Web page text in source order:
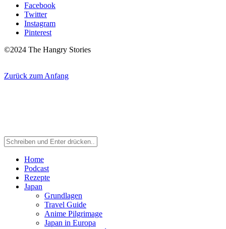
Facebook
Twitter
Instagram
Pinterest
©2024 The Hangry Stories
Zurück zum Anfang
Home
Podcast
Rezepte
Japan
Grundlagen
Travel Guide
Anime Pilgrimage
Japan in Europa